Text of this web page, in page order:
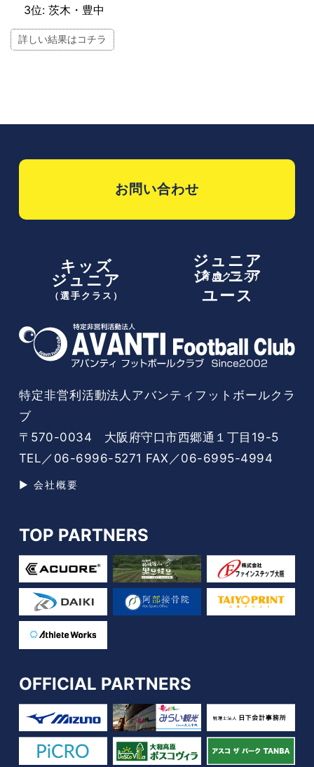
3位: 茨木・豊中
詳しい結果はコチラ
お問い合わせ
キッズ ジュニア
（育成クラス）
ジュニア
（選手クラス）
ジュニア
ユース
特定非営利活動法人アバンティフットボールクラ
ブ
〒570-0034 大阪府守口市西郷通１丁目19-5
TEL／06-6996-5271 FAX／06-6995-4994
▶ 会社概要
TOP PARTNERS
OFFICIAL PARTNERS